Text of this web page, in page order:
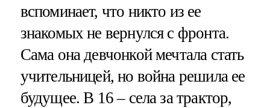
вспоминает, что никто из ее
знакомых не вернулся с фронта.
Сама она девчонкой мечтала стать
учительницей, но война решила ее
будущее. В 16 – села за трактор,